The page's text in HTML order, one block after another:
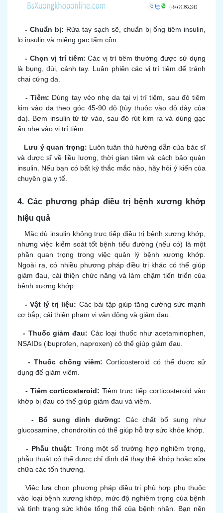
- Chuẩn bị: Rửa tay sạch sẽ, chuẩn bị ống tiêm insulin,
lọ insulin và miếng gạc tẩm cồn.
- Chọn vị trí tiêm: Các vị trí tiêm thường được sử dụng
là bụng, đùi, cánh tay. Luân phiên các vị trí tiêm để tránh
chai cứng da.
- Tiêm: Dùng tay véo nhẹ da tại vị trí tiêm, sau đó tiêm
kim vào da theo góc 45-90 độ (tùy thuộc vào độ dày của
da). Bơm insulin từ từ vào, sau đó rút kim ra và dùng gạc
ấn nhẹ vào vị trí tiêm.
Lưu ý quan trọng: Luôn tuân thủ hướng dẫn của bác sĩ
và dược sĩ về liều lượng, thời gian tiêm và cách bảo quản
insulin. Nếu bạn có bất kỳ thắc mắc nào, hãy hỏi ý kiến của
chuyên gia y tế.
4. Các phương pháp điều trị bệnh xương khớp
hiệu quả
Mặc dù insulin không trực tiếp điều trị bệnh xương khớp,
nhưng việc kiểm soát tốt bệnh tiểu đường (nếu có) là một
phần quan trọng trong việc quản lý bệnh xương khớp.
Ngoài ra, có nhiều phương pháp điều trị khác có thể giúp
giảm đau, cải thiện chức năng và làm chậm tiến triển của
bệnh xương khớp:
- Vật lý trị liệu: Các bài tập giúp tăng cường sức mạnh
cơ bắp, cải thiện phạm vi vận động và giảm đau.
- Thuốc giảm đau: Các loại thuốc như acetaminophen,
NSAIDs (ibuprofen, naproxen) có thể giúp giảm đau.
- Thuốc chống viêm: Corticosteroid có thể được sử
dụng để giảm viêm.
- Tiêm corticosteroid: Tiêm trực tiếp corticosteroid vào
khớp bị đau có thể giúp giảm đau và viêm.
- Bổ sung dinh dưỡng: Các chất bổ sung như
glucosamine, chondroitin có thể giúp hỗ trợ sức khỏe khớp.
- Phẫu thuật: Trong một số trường hợp nghiêm trọng,
phẫu thuật có thể được chỉ định để thay thế khớp hoặc sửa
chữa các tổn thương.
Việc lựa chọn phương pháp điều trị phù hợp phụ thuộc
vào loại bệnh xương khớp, mức độ nghiêm trọng của bệnh
và tình trạng sức khỏe tổng thể của bệnh nhân. Bạn nên